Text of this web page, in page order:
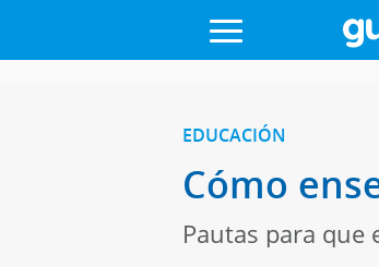
EDUCACIÓN
Cómo
Pautas para